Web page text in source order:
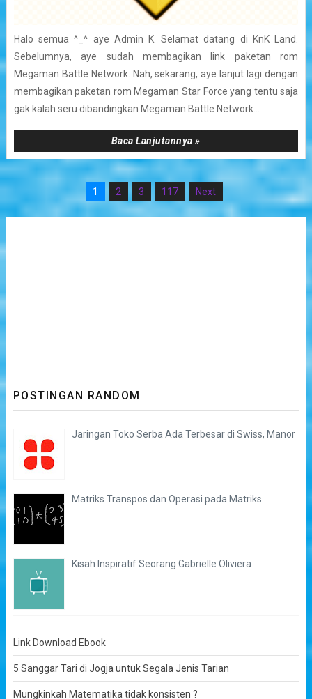
Halo semua ^_^ aye Admin K. Selamat datang di KnK Land.
Sebelumnya, aye sudah membagikan link paketan rom
Megaman Battle Network. Nah, sekarang, aye lanjut lagi dengan
membagikan paketan rom Megaman Star Force yang tentu saja
gak kalah seru dibandingkan Megaman Battle Network...
Baca Lanjutannya »
1 2 3 117 Next
POSTINGAN RANDOM
Jaringan Toko Serba Ada Terbesar di Swiss, Manor
Matriks Transpos dan Operasi pada Matriks
Kisah Inspiratif Seorang Gabrielle Oliviera
Link Download Ebook
5 Sanggar Tari di Jogja untuk Segala Jenis Tarian
Mungkinkah Matematika tidak konsisten ?